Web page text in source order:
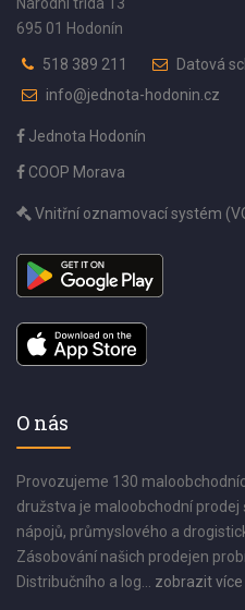
695 01 Hodonín
518 389 211
Datová
info@jednota-hodonin.cz
Jednota Hodonín
COOP Morava
Vnitřní oznamovací systém
O nás
Provozujeme 130
družstva je maloobchodní
nápojů, průmyslového a
Zásobování našich prodejen
Distribučního a log... zobrazit více